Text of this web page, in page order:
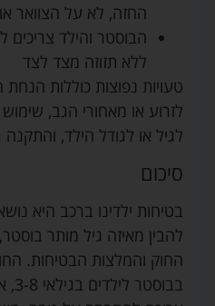
החזה, לא על הצוואר
הבוסטר והילד צריכים
ללא תזוזה מצד לצד
טעויות נפוצות כוללות
לזרוע או מאחורי הגב,
לגיל או לגודל הילד,
סיכום
בטיחות ילדינו ברכב היא
להבין מאיזה גיל מותר
החוק והמלצות הבטיחות.